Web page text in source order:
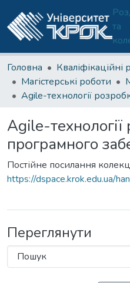
та
Головна
Магістерські роботи
Agile-технології
програмного
Постійне посилання
https://dspace.krok.edu.ua/
Переглянути